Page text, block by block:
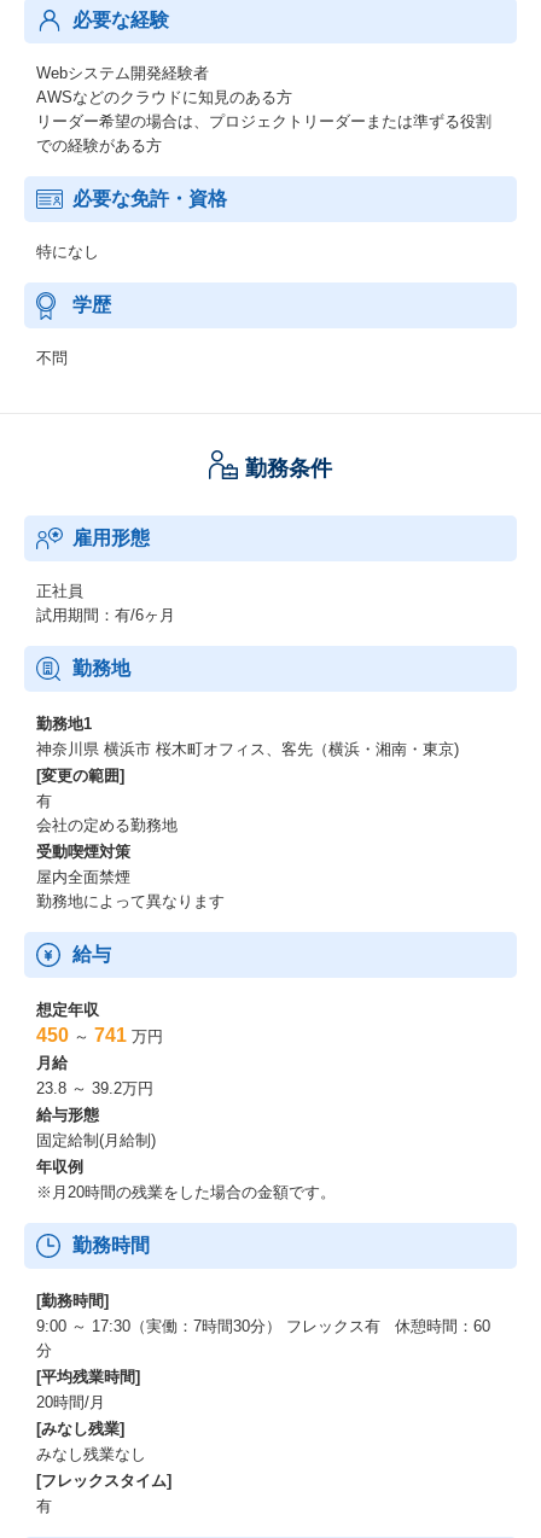
必要な経験
Webシステム開発経験者
AWSなどのクラウドに知見のある方
リーダー希望の場合は、プロジェクトリーダーまたは準ずる役割
での経験がある方
必要な免許・資格
特になし
学歴
不問
勤務条件
雇用形態
正社員
試用期間：有/6ヶ月
勤務地
勤務地1
神奈川県 横浜市 桜木町オフィス、客先（横浜・湘南・東京)
[変更の範囲]
有
会社の定める勤務地
受動喫煙対策
屋内全面禁煙
勤務地によって異なります
給与
想定年収
450 ～ 741 万円
月給
23.8 ～ 39.2万円
給与形態
固定給制(月給制)
年収例
※月20時間の残業をした場合の金額です。
勤務時間
[勤務時間]
9:00 ～ 17:30（実働：7時間30分） フレックス有 休憩時間：60
分
[平均残業時間]
20時間/月
[みなし残業]
みなし残業なし
[フレックスタイム]
有